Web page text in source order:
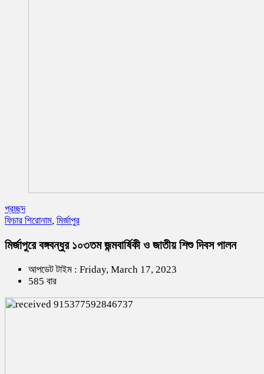
প্রচ্ছদ
ফিচার শিরোনাম, মির্জাপুর
মির্জাপুরে বঙ্গবন্ধুর ১০৩তম জন্মবার্ষিকী ও জাতীয় শিশু দিবস পালন
আপডেট টাইম : Friday, March 17, 2023
585 বার